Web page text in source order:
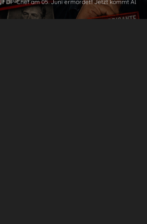
FDP-Chef am 05. Juni ermordet!! Jetzt kommt